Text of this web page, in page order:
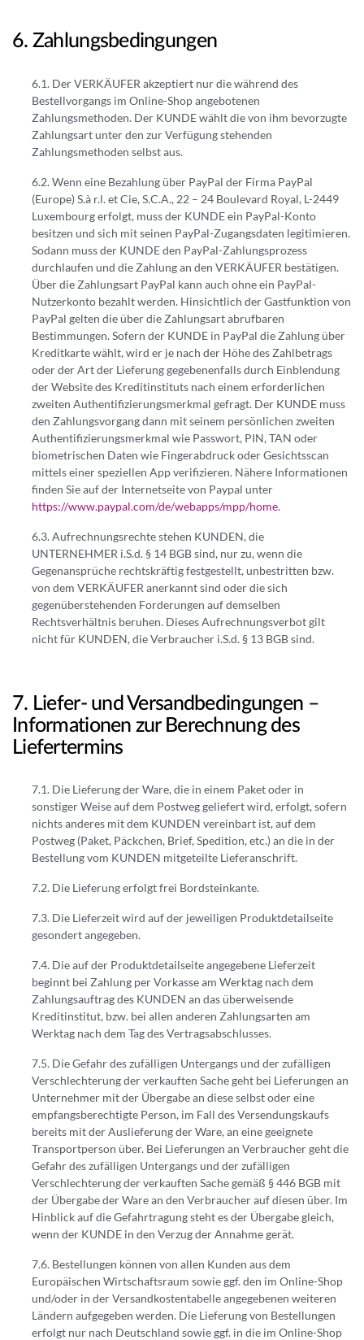
Zahlungsbedingungen
Der VERKÄUFER akzeptiert nur die während des
Bestellvorgangs im Online-Shop angebotenen
Zahlungsmethoden. Der KUNDE wählt die von ihm bevorzugte
Zahlungsart unter den zur Verfügung stehenden
Zahlungsmethoden selbst aus.
Wenn eine Bezahlung über PayPal der Firma PayPal
(Europe) S.à r.l. et Cie, S.C.A., 22 – 24 Boulevard Royal, L-2449
Luxembourg erfolgt, muss der KUNDE ein PayPal-Konto
besitzen und sich mit seinen PayPal-Zugangsdaten legitimieren.
Sodann muss der KUNDE den PayPal-Zahlungsprozess
durchlaufen und die Zahlung an den VERKÄUFER bestätigen.
Über die Zahlungsart PayPal kann auch ohne ein PayPal-
Nutzerkonto bezahlt werden. Hinsichtlich der Gastfunktion von
PayPal gelten die über die Zahlungsart abrufbaren
Bestimmungen. Sofern der KUNDE in PayPal die Zahlung über
Kreditkarte wählt, wird er je nach der Höhe des Zahlbetrags
oder der Art der Lieferung gegebenenfalls durch Einblendung
der Website des Kreditinstituts nach einem erforderlichen
zweiten Authentifizierungsmerkmal gefragt. Der KUNDE muss
den Zahlungsvorgang dann mit seinem persönlichen zweiten
Authentifizierungsmerkmal wie Passwort, PIN, TAN oder
biometrischen Daten wie Fingerabdruck oder Gesichtsscan
mittels einer speziellen App verifizieren. Nähere Informationen
finden Sie auf der Internetseite von Paypal unter
https://www.paypal.com/de/webapps/mpp/home.
Aufrechnungsrechte stehen KUNDEN, die
UNTERNEHMER i.S.d. § 14 BGB sind, nur zu, wenn die
Gegenansprüche rechtskräftig festgestellt, unbestritten bzw.
von dem VERKÄUFER anerkannt sind oder die sich
gegenüberstehenden Forderungen auf demselben
Rechtsverhältnis beruhen. Dieses Aufrechnungsverbot gilt
nicht für KUNDEN, die Verbraucher i.S.d. § 13 BGB sind.
Liefer- und Versandbedingungen –
Informationen zur Berechnung des
Liefertermins
Die Lieferung der Ware, die in einem Paket oder in
sonstiger Weise auf dem Postweg geliefert wird, erfolgt, sofern
nichts anderes mit dem KUNDEN vereinbart ist, auf dem
Postweg (Paket, Päckchen, Brief, Spedition, etc.) an die in der
Bestellung vom KUNDEN mitgeteilte Lieferanschrift.
Die Lieferung erfolgt frei Bordsteinkante.
Die Lieferzeit wird auf der jeweiligen Produktdetailseite
gesondert angegeben.
Die auf der Produktdetailseite angegebene Lieferzeit
beginnt bei Zahlung per Vorkasse am Werktag nach dem
Zahlungsauftrag des KUNDEN an das überweisende
Kreditinstitut, bzw. bei allen anderen Zahlungsarten am
Werktag nach dem Tag des Vertragsabschlusses.
Die Gefahr des zufälligen Untergangs und der zufälligen
Verschlechterung der verkauften Sache geht bei Lieferungen an
Unternehmer mit der Übergabe an diese selbst oder eine
empfangsberechtigte Person, im Fall des Versendungskaufs
bereits mit der Auslieferung der Ware, an eine geeignete
Transportperson über. Bei Lieferungen an Verbraucher geht die
Gefahr des zufälligen Untergangs und der zufälligen
Verschlechterung der verkauften Sache gemäß § 446 BGB mit
der Übergabe der Ware an den Verbraucher auf diesen über. Im
Hinblick auf die Gefahrtragung steht es der Übergabe gleich,
wenn der KUNDE in den Verzug der Annahme gerät.
Bestellungen können von allen Kunden aus dem
Europäischen Wirtschaftsraum sowie ggf. den im Online-Shop
und/oder in der Versandkostentabelle angegebenen weiteren
Ländern aufgegeben werden. Die Lieferung von Bestellungen
erfolgt nur nach Deutschland sowie ggf. in die im Online-Shop